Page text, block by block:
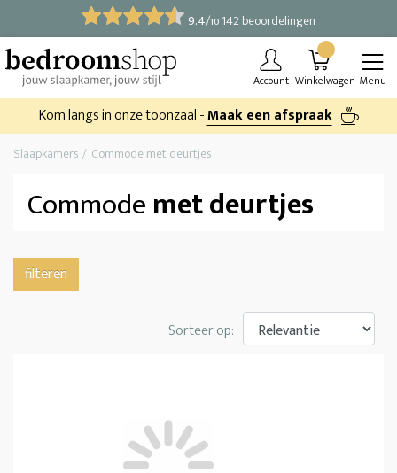
9.4/10 142 beoordelingen
Account Winkelwagen Menu
Kom langs in onze toonzaal -Maak een afspraak
Slaapkamers Commode met deurtjes
Commodemet deurtjes
filteren
Sorteer op: